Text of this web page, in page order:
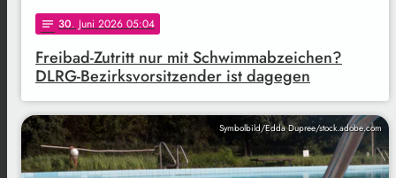
notes 30. Juni 2026 05:04
Freibad-Zutritt nur mit Schwimmabzeichen?
DLRG-Bezirksvorsitzender ist dagegen
Symbolbild/Edda Dupree/stock.adobe.com